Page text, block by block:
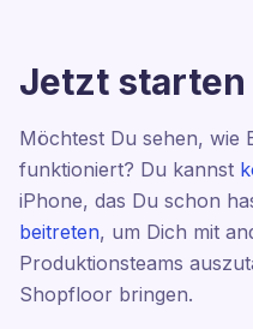
Jetzt starten
Möchtest Du sehen, wie
funktioniert? Du kannst
iPhone, das Du schon
beitreten, um Dich mit
Produktionsteams
Shopfloor bringen.